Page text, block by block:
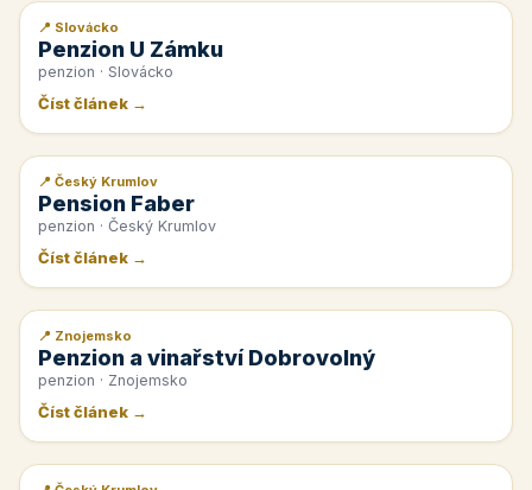
📰 PR článek
📍 Slovácko
Penzion U Zámku
penzion · Slovácko
Číst článek →
📰 PR článek
📍 Český Krumlov
Pension Faber
penzion · Český Krumlov
Číst článek →
📰 PR článek
📍 Znojemsko
Penzion a vinařství Dobrovolný
penzion · Znojemsko
Číst článek →